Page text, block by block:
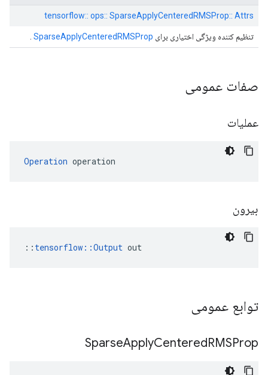
tensorflow:: ops:: SparseApplyCenteredRMSProp:: Attrs
تنظیم کننده ویژگی اختیاری برای SparseApplyCenteredRMSProp
صفات عمومی
عملیات
Operation operation
بیرون
:: tensorflow::Output out
توابع عمومی
SparseApplyCenteredRMSProp